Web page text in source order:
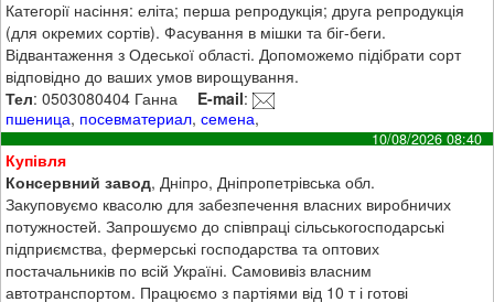
Категорії насіння: еліта; перша репродукція; друга репродукція
(для окремих сортів). Фасування в мішки та біг-беги.
Відвантаження з Одеської області. Допоможемо підібрати сорт
відповідно до ваших умов вирощування.
Тел: 0503080404 Ганна E-mail:
пшеница, посевматериал,семена,
10/08/2026 08:40
Купівля
Консервний завод, Дніпро, Дніпропетрівська обл.
Закуповуємо квасолю для забезпечення власних виробничих
потужностей. Запрошуємо до співпраці сільськогосподарські
підприємства, фермерські господарства та оптових
постачальників по всій Україні. Самовивіз власним
автотранспортом. Працюємо з партіями від 10 т і готові